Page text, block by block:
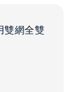
雙網全雙